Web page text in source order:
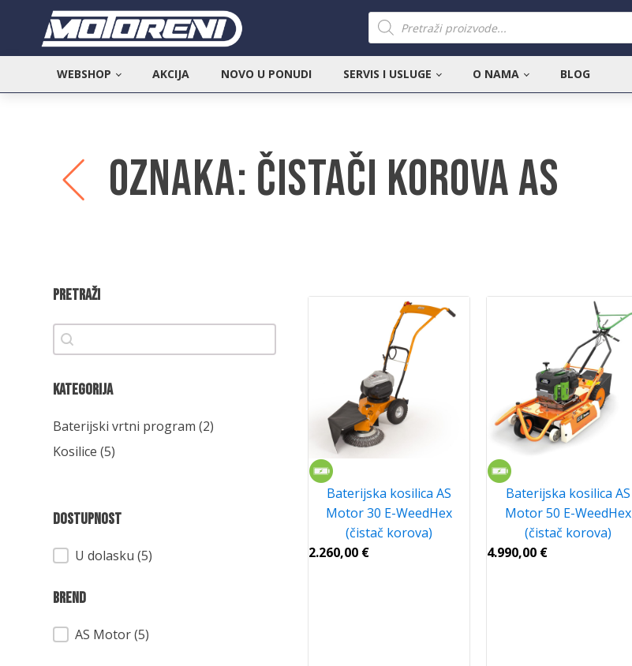
Products
search
WEBSHOP AKCIJA NOVO U PONUDI SERVIS I USLUGE O NAMA BLOG
Oznaka: Čistači korova AS
Pretraži
Pretraži
Pretraži
Kategorija
Kategorija
Baterijski vrtni program(2)
Kosilice(5)
Dostupnost
Dostupnost
U dolasku (5)
Brend
BrendAS Motor(5)
Baterijska kosilica AS
Motor 30 E-WeedHex
(čistač korova)
2.260,00 €
Baterijska kosilica AS
Motor 50 E-WeedHex
(čistač korova)
4.990,00 €